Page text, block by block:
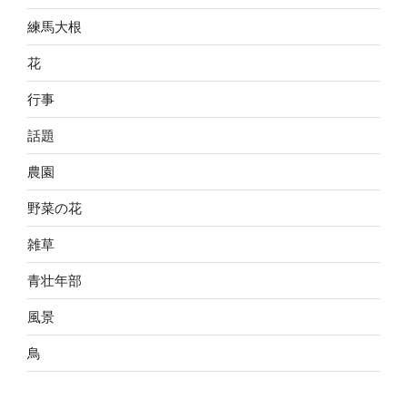
練馬大根
花
行事
話題
農園
野菜の花
雑草
青壮年部
風景
鳥